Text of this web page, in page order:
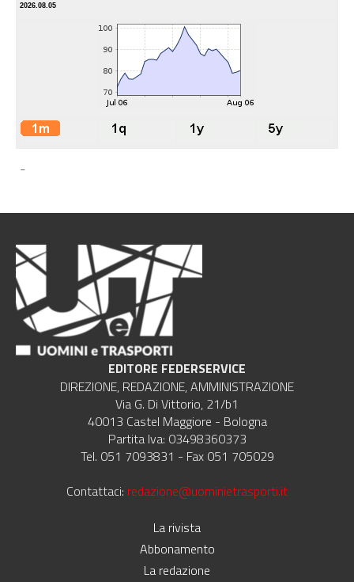
2026.08.05
-
EDITORE FEDERSERVICE
DIREZIONE, REDAZIONE, AMMINISTRAZIONE
Via G. Di Vittorio, 21/b1
40013 Castel Maggiore - Bologna
Partita Iva: 03498360373
Tel. 051 7093831 - Fax 051 705029
Contattaci: redazione@uominietrasporti.it
La rivista
Abbonamento
La redazione